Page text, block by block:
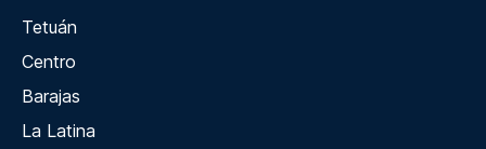
Tetuán
Centro
Barajas
La Latina